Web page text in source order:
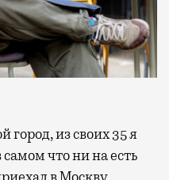
что ни на есть